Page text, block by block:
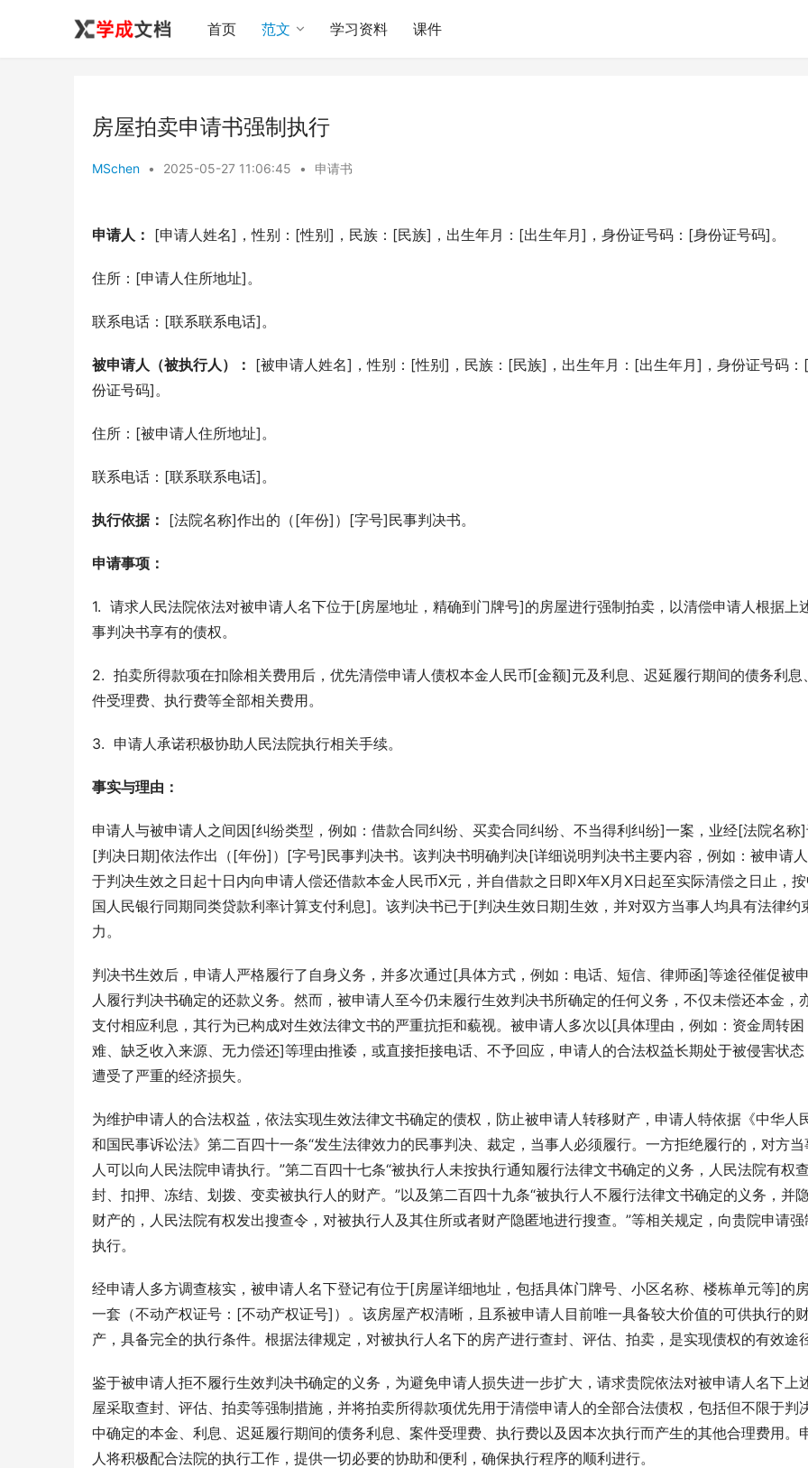
首页 范文 学习资料 课件
房屋拍卖申请书强制执行
MSchen • 2025-05-27 11:06:45 • 申请书
申请人： [申请人姓名]，性别：[性别]，民族：[民族]，出生年月：[出生年月]，身份证号码：[身份证号码]。
住所：[申请人住所地址]。
联系电话：[联系联系电话]。
被申请人（被执行人）：
[被申请人姓名]，性别：[性别]，民族：[民族]，出生年月：[出生年月]，身份证号码：
份证号码]。
住所：[被申请人住所地址]。
联系电话：[联系联系电话]。
执行依据： [法院名称]作出的（[年份]）[字号]民事判决书。
申请事项：
1.  请求人民法院依法对被申请人名下位于[房屋地址，精确到门牌号]的房屋进行强制拍卖，以清偿申请人根据上
事判决书享有的债权。
2.  拍卖所得款项在扣除相关费用后，优先清偿申请人债权本金人民币[金额]元及利息、迟延履行期间的债务利息
件受理费、执行费等全部相关费用。
3.  申请人承诺积极协助人民法院执行相关手续。
事实与理由：
申请人与被申请人之间因[纠纷类型，例如：借款合同纠纷、买卖合同纠纷、不当得利纠纷]一案，业经[法院名称
[判决日期]依法作出（[年份]）[字号]民事判决书。该判决书明确判决[详细说明判决书主要内容，例如：被申请
于判决生效之日起十日内向申请人偿还借款本金人民币X元，并自借款之日即X年X月X日起至实际清偿之日止，
国人民银行同期同类贷款利率计算支付利息]。该判决书已于[判决生效日期]生效，并对双方当事人均具有法律约
力。
判决书生效后，申请人严格履行了自身义务，并多次通过[具体方式，例如：电话、短信、律师函]等途径催促被
人履行判决书确定的还款义务。然而，被申请人至今仍未履行生效判决书所确定的任何义务，不仅未偿还本金，
支付相应利息，其行为已构成对生效法律文书的严重抗拒和藐视。被申请人多次以[具体理由，例如：资金周转困
难、缺乏收入来源、无力偿还]等理由推诿，或直接拒接电话、不予回应，申请人的合法权益长期处于被侵害状态
遭受了严重的经济损失。
为维护申请人的合法权益，依法实现生效法律文书确定的债权，防止被申请人转移财产，申请人特依据《中华人
和国民事诉讼法》第二百四十一条“发生法律效力的民事判决、裁定，当事人必须履行。一方拒绝履行的，对方当
人可以向人民法院申请执行。”第二百四十七条“被执行人未按执行通知履行法律文书确定的义务，人民法院有权
封、扣押、冻结、划拨、变卖被执行人的财产。”以及第二百四十九条“被执行人不履行法律文书确定的义务，并
财产的，人民法院有权发出搜查令，对被执行人及其住所或者财产隐匿地进行搜查。”等相关规定，向贵院申请强
执行。
经申请人多方调查核实，被申请人名下登记有位于[房屋详细地址，包括具体门牌号、小区名称、楼栋单元等]的
一套（不动产权证号：[不动产权证号]）。该房屋产权清晰，且系被申请人目前唯一具备较大价值的可供执行的
产，具备完全的执行条件。根据法律规定，对被执行人名下的房产进行查封、评估、拍卖，是实现债权的有效途
鉴于被申请人拒不履行生效判决书确定的义务，为避免申请人损失进一步扩大，请求贵院依法对被申请人名下上
屋采取查封、评估、拍卖等强制措施，并将拍卖所得款项优先用于清偿申请人的全部合法债权，包括但不限于判
中确定的本金、利息、迟延履行期间的债务利息、案件受理费、执行费以及因本次执行而产生的其他合理费用。
人将积极配合法院的执行工作，提供一切必要的协助和便利，确保执行程序的顺利进行。